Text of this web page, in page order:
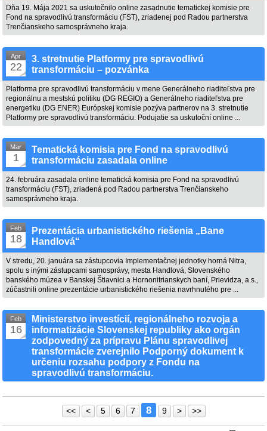
Dňa 19. Mája 2021 sa uskutočnilo online zasadnutie tematickej komisie pre
Fond na spravodlivú transformáciu (FST), zriadenej pod Radou partnerstva
Trenčianskeho samosprávneho kraja.
Apr
22
3. stretnutie Platformy pre spravodlivú
transformáciu – pozvánka
Platforma pre spravodlivú transformáciu v mene Generálneho riaditeľstva pre
regionálnu a mestskú politiku (DG REGIO) a Generálneho riaditeľstva pre
energetiku (DG ENER) Európskej komisie pozýva partnerov na 3. stretnutie
Platformy pre spravodlivú transformáciu. Podujatie sa uskutoční online ...
Mar
1
Tematická komisia pre Fond na spravodlivú
transformáciu zasadala online
24. februára zasadala online tematická komisia pre Fond na spravodlivú
transformáciu (FST), zriadená pod Radou partnerstva Trenčianskeho
samosprávneho kraja.
Feb
18
Prezentácia urbanistického riešenia „Bane
Handlová“
V stredu, 20. januára sa zástupcovia Implementačnej jednotky horná Nitra,
spolu s inými zástupcami samosprávy, mesta Handlová, Slovenského
banského múzea v Banskej Štiavnici a Hornonitrianskych baní, Prievidza, a.s.,
zúčastnili online prezentácie urbanistického riešenia navrhnutého pre ...
Feb
16
Ministerstvo investícií, regionálneho rozvoja a
informatizácie Slovenskej republiky ako orgán
zodpovedný za prípravu Plánu spravodlivej
transformácie zverejnilo Podporný dokument k
určeniu rozsahu podpory z Fondu na
spravodlivú transformáciu.
<< < 5 6 7 8 9 > >>